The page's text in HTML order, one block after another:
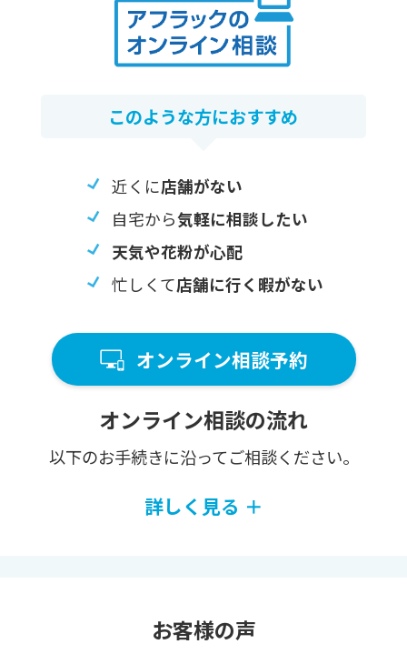
このような⽅におすすめ
近くに店舗がない
自宅から気軽に相談したい
天気や花粉が心配
忙しくて店舗に行く暇がない
オンライン相談予約
オンライン相談の流れ
以下のお⼿続きに沿ってご相談ください。
詳しく見る ＋
お客様の声